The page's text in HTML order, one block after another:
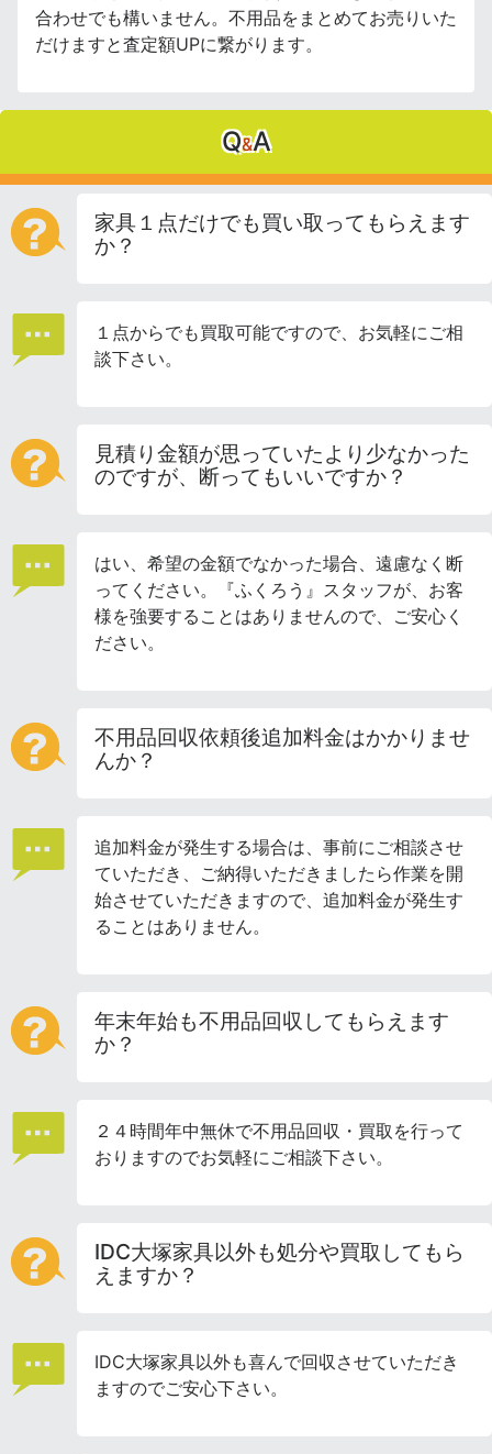
合わせでも構いません。不用品をまとめてお売りいた
だけますと査定額UPに繋がります。
Q&A
家具１点だけでも買い取ってもらえます
か？
１点からでも買取可能ですので、お気軽にご相
談下さい。
見積り金額が思っていたより少なかった
のですが、断ってもいいですか？
はい、希望の金額でなかった場合、遠慮なく断
ってください。『ふくろう』スタッフが、お客
様を強要することはありませんので、ご安心く
ださい。
不用品回収依頼後追加料金はかかりませ
んか？
追加料金が発生する場合は、事前にご相談させ
ていただき、ご納得いただきましたら作業を開
始させていただきますので、追加料金が発生す
ることはありません。
年末年始も不用品回収してもらえます
か？
２４時間年中無休で不用品回収・買取を行って
おりますのでお気軽にご相談下さい。
IDC大塚家具以外も処分や買取してもら
えますか？
IDC大塚家具以外も喜んで回収させていただき
ますのでご安心下さい。